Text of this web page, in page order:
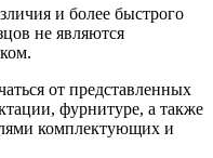
и более быстрого
не являются
от представленных
фурнитуре, а также
комплектующих и